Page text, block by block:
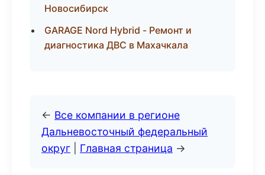
Новосибирск
GARAGE Nord Hybrid - Ремонт и
диагностика ДВС в Махачкала
← Все компании в регионе
Дальневосточный федеральный
округ
Главная страница →